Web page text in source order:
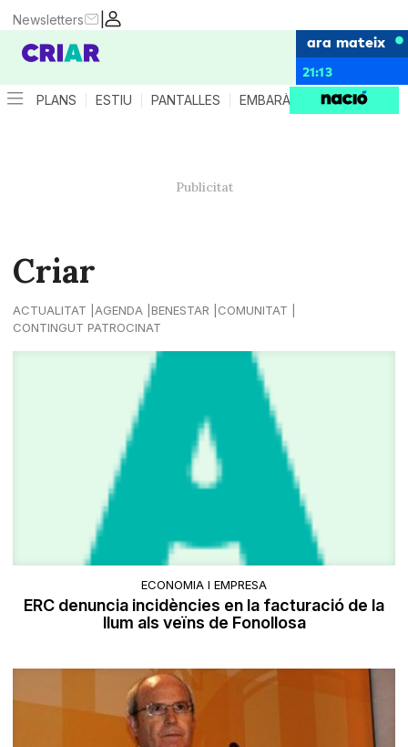
|
Newsletters
ara mateix
21:13
PLANS ESTIU PANTALLES EMBARÀS CRIANÇA
Criar
ACTUALITAT AGENDA BENESTAR
COMUNITAT
CONTINGUT PATROCINAT
ECONOMIA I EMPRESA
ERC denuncia incidències en la facturació de la
llum als veïns de Fonollosa